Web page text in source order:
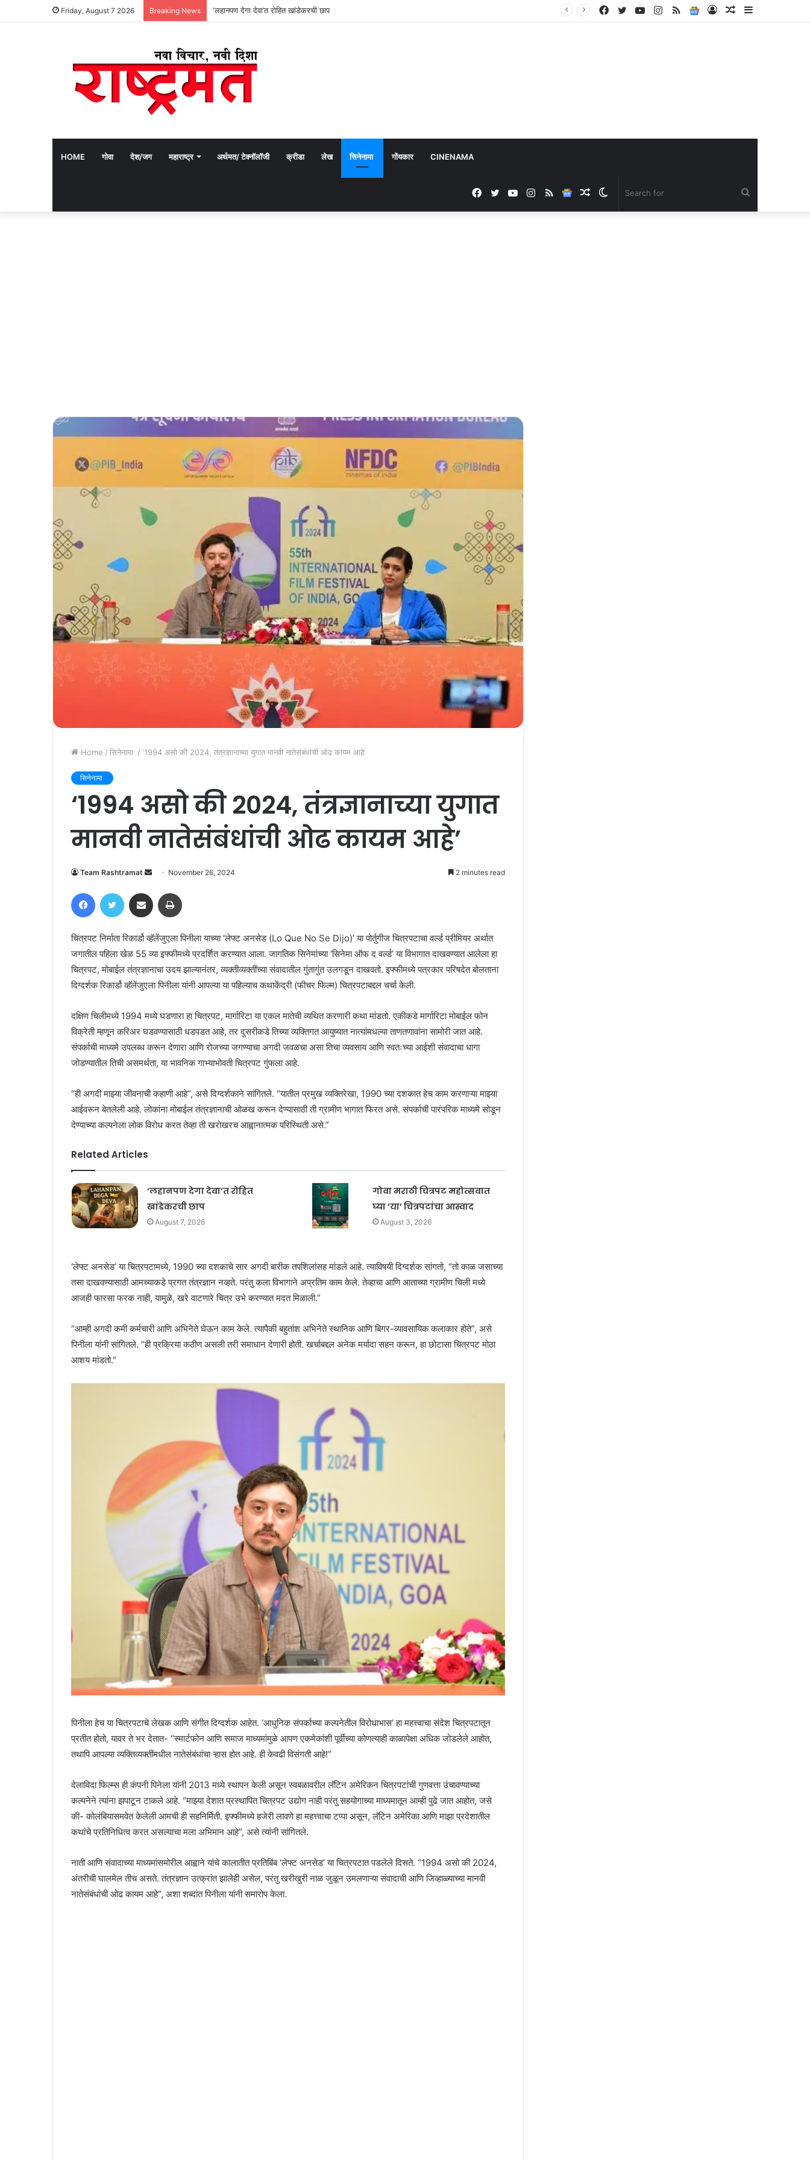
Friday, August 7 2026 Breaking News दैवज्ञ कॅरम स्पर्धेला उत्स्फूर्त प्रतिसाद; ८५ हून अधिक खेळाडूंचा सहभाग Sidebar
Random
Log
Google
RSS
Instagram
YouTube
Twitter
Facebook
HOME गोवा देश/जग महाराष्ट्र अर्थमत/ टेक्नॉलॉजी क्रीडा लेख सिनेनामा गोंयकार CINENAMA
Switch
Random
Google
RSS
Instagram
YouTube
Twitter
Facebook
Home / सिनेनामा / ‘1994 असो की 2024, तंत्रज्ञानाच्या युगात मानवी नातेसंबंधांची ओढ कायम आहे’
सिनेनामा
‘1994 असो की 2024, तंत्रज्ञानाच्या युगात
मानवी नातेसंबंधांची ओढ कायम आहे’
Team Rashtramat
Send
email
November 26, 2024 2 minutes read
FacebookTwitter Share via Email
चित्रपट निर्माता रिकार्डो व्हॅलेंजुएला पिनीला याच्या ‘लेफ्ट अनसेड (Lo Que No Se Dijo)’ या पोर्तुगीज चित्रपटाचा वर्ल्ड प्रीमियर अर्थात
जगातील पहिला खेळ 55 व्या इफ्फीमध्ये प्रदर्शित करण्यात आला. जागतिक सिनेमांच्या ‘सिनेमा ऑफ द वर्ल्ड’ या विभागात दाखवण्यात आलेला हा
चित्रपट, मोबाईल तंत्रज्ञानाचा उदय झाल्यानंतर, व्यक्तीव्यक्तींच्या संवादातील गुंतागुंत उलगडून दाखवतो. इफ्फीमध्ये पत्रकार परिषदेत बोलताना
दिग्दर्शक रिकार्डो व्हॅलेंजुएला पिनीला यांनी आपल्या या पहिल्याच कथाकेंद्री (फीचर फिल्म) चित्रपटाबद्दल चर्चा केली.
दक्षिण चिलीमध्ये 1994 मध्ये घडणारा हा चित्रपट, मार्गारिटा या एकल मातेची व्यथित करणारी कथा मांडतो. एकीकडे मार्गारिटा मोबाईल फोन
विक्रेती म्हणून करिअर घडवण्यासाठी धडपडत आहे, तर दुसरीकडे तिच्या व्यक्तिगत आयुष्यात नात्यांमधल्या ताणतणावांना सामोरी जात आहे.
संपर्काची माध्यमे उपलब्ध करून देणारा आणि रोजच्या जगण्याचा अगदी जवळचा असा तिचा व्यवसाय आणि स्वतःच्या आईशी संवादाचा धागा
जोडण्यातील तिची असमर्थता, या भावनिक गाभ्याभोवती चित्रपट गुंफला आहे.
“ही अगदी माझ्या जीवनाची कहाणी आहे”, असे दिग्दर्शकाने सांगितले. “यातील प्रमुख व्यक्तिरेखा, 1990 च्या दशकात हेच काम करणाऱ्या माझ्या
आईवरून बेतलेली आहे. लोकांना मोबाईल तंत्रज्ञानाची ओळख करून देण्यासाठी ती ग्रामीण भागात फिरत असे. संपर्काची पारंपरिक माध्यमे सोडून
देण्याच्या कल्पनेला लोक विरोध करत तेव्हा ती खरोखरच आह्वानात्मक परिस्थिती असे.”
Related Articles
‘लहानपण देगा देवा’त रोहित
खांडेकरची छाप
August 7, 2026
गोवा मराठी चित्रपट महोत्सवात
घ्या ‘या’ चित्रपटांचा आस्वाद
August 3, 2026
‘लेफ्ट अनसेड’ या चित्रपटामध्ये, 1990 च्या दशकाचे सार अगदी बारीक तपशिलांसह मांडले आहे. त्याविषयी दिग्दर्शक सांगतो, “तो काळ जसाच्या
तसा दाखवण्यासाठी आमच्याकडे प्रगत तंत्रज्ञान नव्हते. परंतु कला विभागाने अप्रतिम काम केले. तेव्हाचा आणि आताच्या ग्रामीण चिली मध्ये
आजही फारसा फरक नाही, यामुळे, खरे वाटणारे चित्र उभे करण्यात मदत मिळाली.”
“आम्ही अगदी कमी कर्मचारी आणि अभिनेते घेऊन काम केले. त्यापैकी बहुतांश अभिनेते स्थानिक आणि बिगर-व्यावसायिक कलाकार होते”, असे
पिनीला यांनी सांगितले. “ही प्रक्रिया कठीण असली तरी समाधान देणारी होती. खर्चाबद्दल अनेक मर्यादा सहन करून, हा छोटासा चित्रपट मोठा
आशय मांडतो.”
पिनीला हेच या चित्रपटाचे लेखक आणि संगीत दिग्दर्शक आहेत. ‘आधुनिक संपर्काच्या कल्पनेतील विरोधाभास’ हा महत्त्वाचा संदेश चित्रपटातून
प्रतीत होतो, यावर ते भर देतात- “स्मार्टफोन आणि समाज माध्यमांमुळे आपण एकमेकांशी पूर्वीच्या कोणत्याही काळापेक्षा अधिक जोडलेले आहोत,
तथापि आपल्या व्यक्तिव्यक्तींमधील नातेसंबंधांचा ऱ्हास होत आहे. ही केवढी विसंगती आहे!”
देलाविदा फिल्म्स ही कंपनी पिनेला यांनी 2013 मध्ये स्थापन केली असून स्वबळावरील लॅटिन अमेरिकन चित्रपटांची गुणवत्ता उंचावण्याच्या
कल्पनेने त्यांना झपाटून टाकले आहे. “माझ्या देशात प्रस्थापित चित्रपट उद्योग नाही परंतु सहयोगाच्या माध्यमातून आम्ही पुढे जात आहोत, जसे
की- कोलंबियासमवेत केलेली आमची ही सहनिर्मिती. इफ्फीमध्ये हजेरी लावणे हा महत्त्वाचा टप्पा असून, लॅटिन अमेरिका आणि माझा प्रदेशातील
कथांचे प्रतिनिधित्व करत असल्याचा मला अभिमान आहे”, असे त्यांनी सांगितले.
नाती आणि संवादाच्या माध्यमांसमोरील आह्वाने यांचे कालातीत प्रतिबिंब ‘लेफ्ट अनसेड’ या चित्रपटात पडलेले दिसते. “1994 असो की 2024,
अंतरीची घालमेल तीच असते. तंत्रज्ञान उत्क्रांत झालेही असेल, परंतु खरीखुरी नाळ जुळून उमलणाऱ्या संवादाची आणि जिव्हाळ्याच्या मानवी
नातेसंबंधांची ओढ कायम आहे”, अशा शब्दांत पिनीला यांनी समारोप केला.